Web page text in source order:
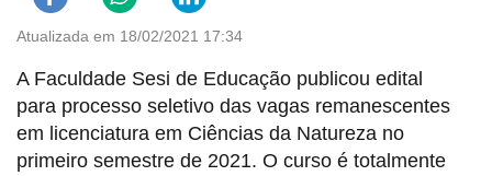
Atualizada em 18/02/2021 17:34
A Faculdade Sesi de Educação publicou edital
para processo seletivo das vagas remanescentes
em licenciatura em Ciências da Natureza no
primeiro semestre de 2021. O curso é totalmente